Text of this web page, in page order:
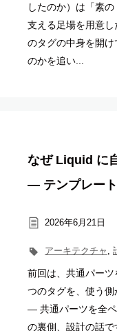
したのか）は「素
支える足場を用意
のタグの中身を開
のかを追い...
なぜ Liquid に
― テンプレー
2026年6月21日
アーキテクチャ ,
前回は、共通パー
つのタグを、使う
― 共通パーツを全
の裏側、設計の話